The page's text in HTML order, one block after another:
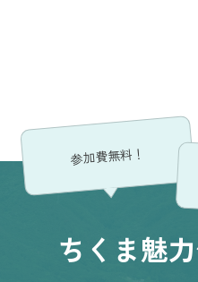
参加費無料！
ちくま魅